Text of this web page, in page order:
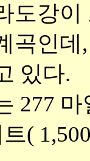
도강이
곡인
있다.
277
(